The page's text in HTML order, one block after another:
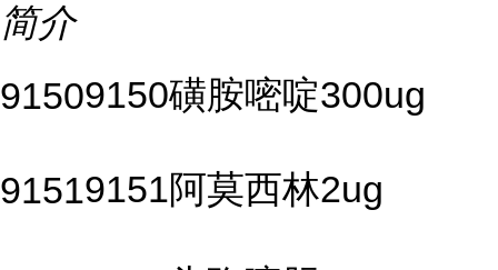
简介
91509150磺胺嘧啶300ug
91519151阿莫西林2ug